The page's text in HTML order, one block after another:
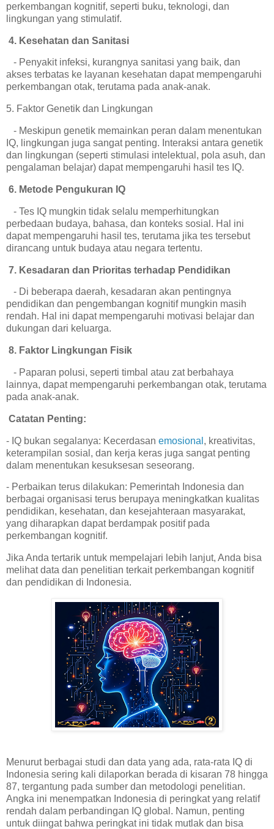
perkembangan kognitif, seperti buku, teknologi, dan
lingkungan yang stimulatif.
4. Kesehatan dan Sanitasi
- Penyakit infeksi, kurangnya sanitasi yang baik, dan
akses terbatas ke layanan kesehatan dapat mempengaruhi
perkembangan otak, terutama pada anak-anak.
5. Faktor Genetik dan Lingkungan
- Meskipun genetik memainkan peran dalam menentukan
IQ, lingkungan juga sangat penting. Interaksi antara genetik
dan lingkungan (seperti stimulasi intelektual, pola asuh, dan
pengalaman belajar) dapat mempengaruhi hasil tes IQ.
6. Metode Pengukuran IQ
- Tes IQ mungkin tidak selalu memperhitungkan
perbedaan budaya, bahasa, dan konteks sosial. Hal ini
dapat mempengaruhi hasil tes, terutama jika tes tersebut
dirancang untuk budaya atau negara tertentu.
7. Kesadaran dan Prioritas terhadap Pendidikan
- Di beberapa daerah, kesadaran akan pentingnya
pendidikan dan pengembangan kognitif mungkin masih
rendah. Hal ini dapat mempengaruhi motivasi belajar dan
dukungan dari keluarga.
8. Faktor Lingkungan Fisik
- Paparan polusi, seperti timbal atau zat berbahaya
lainnya, dapat mempengaruhi perkembangan otak, terutama
pada anak-anak.
Catatan Penting:
- IQ bukan segalanya: Kecerdasan emosional , kreativitas,
keterampilan sosial, dan kerja keras juga sangat penting
dalam menentukan kesuksesan seseorang.
- Perbaikan terus dilakukan: Pemerintah Indonesia dan
berbagai organisasi terus berupaya meningkatkan kualitas
pendidikan, kesehatan, dan kesejahteraan masyarakat,
yang diharapkan dapat berdampak positif pada
perkembangan kognitif.
Jika Anda tertarik untuk mempelajari lebih lanjut, Anda bisa
melihat data dan penelitian terkait perkembangan kognitif
dan pendidikan di Indonesia.
Menurut berbagai studi dan data yang ada, rata-rata IQ di
Indonesia sering kali dilaporkan berada di kisaran 78 hingga
87, tergantung pada sumber dan metodologi penelitian.
Angka ini menempatkan Indonesia di peringkat yang relatif
rendah dalam perbandingan IQ global. Namun, penting
untuk diingat bahwa peringkat ini tidak mutlak dan bisa